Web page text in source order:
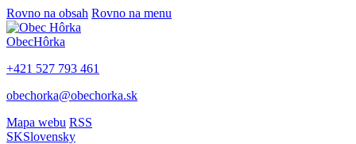
Rovno na obsah Rovno na menu
ObecHôrka
+421 527 793 461
obechorka@obechorka.sk
Mapa webu RSS
SKSlovensky